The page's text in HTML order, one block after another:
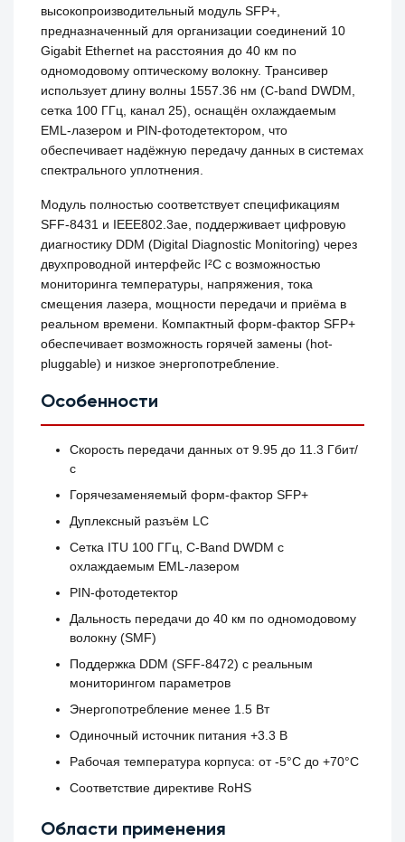
высокопроизводительный модуль SFP+,
предназначенный для организации соединений 10
Gigabit Ethernet на расстояния до 40 км по
одномодовому оптическому волокну. Трансивер
использует длину волны 1557.36 нм (C-band DWDM,
сетка 100 ГГц, канал 25), оснащён охлаждаемым
EML-лазером и PIN-фотодетектором, что
обеспечивает надёжную передачу данных в системах
спектрального уплотнения.
Модуль полностью соответствует спецификациям
SFF-8431 и IEEE802.3ae, поддерживает цифровую
диагностику DDM (Digital Diagnostic Monitoring) через
двухпроводной интерфейс I²C с возможностью
мониторинга температуры, напряжения, тока
смещения лазера, мощности передачи и приёма в
реальном времени. Компактный форм-фактор SFP+
обеспечивает возможность горячей замены (hot-
pluggable) и низкое энергопотребление.
Особенности
Скорость передачи данных от 9.95 до 11.3 Гбит/
с
Горячезаменяемый форм-фактор SFP+
Дуплексный разъём LC
Сетка ITU 100 ГГц, C-Band DWDM с
охлаждаемым EML-лазером
PIN-фотодетектор
Дальность передачи до 40 км по одномодовому
волокну (SMF)
Поддержка DDM (SFF-8472) с реальным
мониторингом параметров
Энергопотребление менее 1.5 Вт
Одиночный источник питания +3.3 В
Рабочая температура корпуса: от -5°C до +70°C
Соответствие директиве RoHS
Области применения